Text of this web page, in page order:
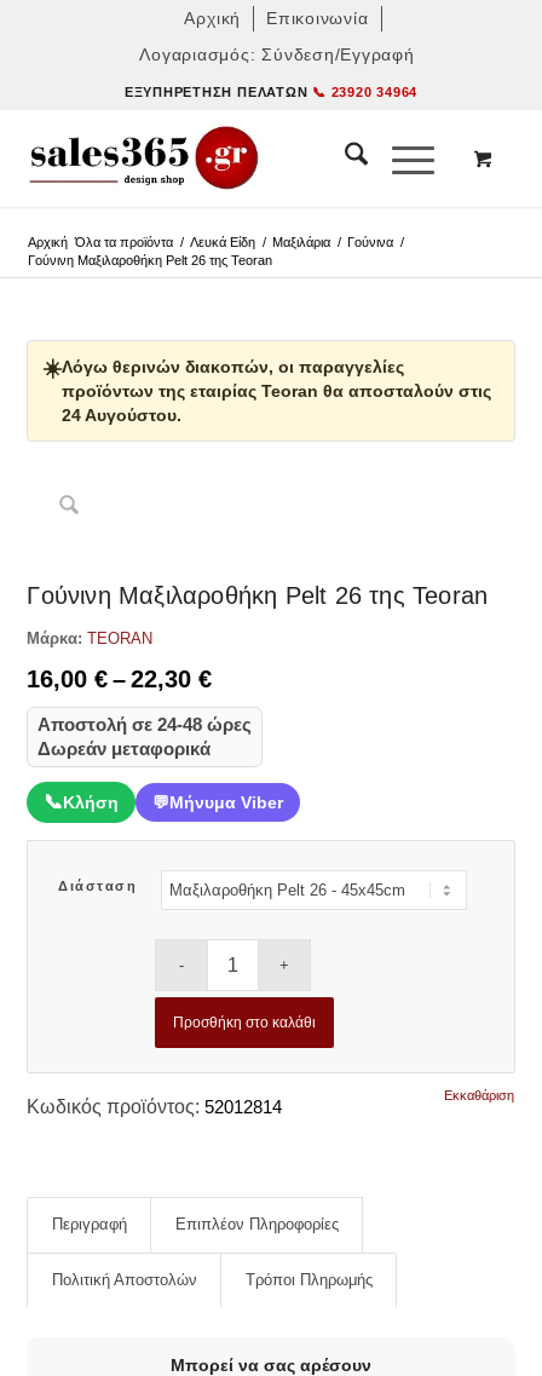
Αρχική
Επικοινωνία
Λογαριασμός: Σύνδεση/Εγγραφή
ΕΞΥΠΗΡΈΤΗΣΗ ΠΕΛΑΤΏΝ 📞 23920 34964
Αρχική Όλα τα προϊόντα / Λευκά Είδη / Μαξιλάρια / Γούνινα /
Γούνινη Μαξιλαροθήκη Pelt 26 της Teoran
☀️Λόγω θερινών διακοπών, οι παραγγελίες
προϊόντων της εταιρίας Teoran θα αποσταλούν στις
24 Αυγούστου.
Γούνινη Μαξιλαροθήκη Pelt 26 της Teoran
Μάρκα: TEORAN
16,00€ – 22,30€Price
range:
16,00 €
through
22,30 €
Αποστολή σε 24-48 ώρες
Δωρεάν μεταφορικά
📞Κλήση 💬Μήνυμα Viber
Διάσταση
Εκκαθάριση
Προσθήκη στο καλάθι
Κωδικός προϊόντος: 52012814
Περιγραφή Επιπλέον Πληροφορίες
Πολιτική Αποστολών Τρόποι Πληρωμής
Μπορεί να σας αρέσουν